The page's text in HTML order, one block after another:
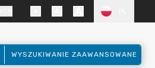
WYSZUKIWANIE ZAAWANSOWANE